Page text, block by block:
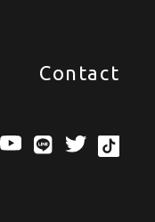
Contact